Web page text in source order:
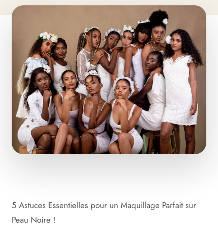
5 Astuces Essentielles pour un Maquillage Parfait sur
Peau Noire !